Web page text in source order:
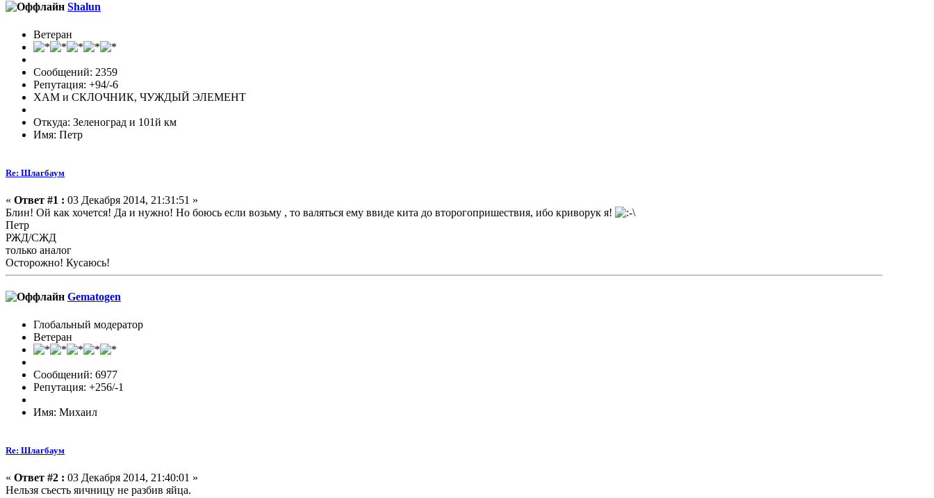
Shalun
Ветеран
Сообщений: 2359
Репутация: +94/-6
ХАМ и СКЛОЧНИК, ЧУЖДЫЙ ЭЛЕМЕНТ
Откуда: Зеленоград и 101й км
Имя: Петр
Re: Шлагбаум
« Ответ #1 : 03 Декабря 2014, 21:31:51 »
Блин! Ой как хочется! Да и нужно! Но боюсь если возьму , то валяться ему ввиде кита до второгопришествия, ибо криворук я!
Петр
РЖД/СЖД
только аналог
Осторожно! Кусаюсь!
Gematogen
Глобальный модератор
Ветеран
Сообщений: 6977
Репутация: +256/-1
Имя: Михаил
Re: Шлагбаум
« Ответ #2 : 03 Декабря 2014, 21:40:01 »
Нельзя съесть яичницу не разбив яйца.